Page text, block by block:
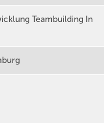
Teambuilding In